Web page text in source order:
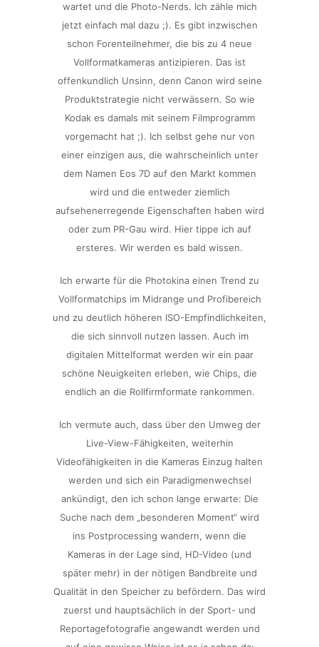
wartet und die Photo-Nerds. Ich zähle mich
jetzt einfach mal dazu ;). Es gibt inzwischen
schon Forenteilnehmer, die bis zu 4 neue
Vollformatkameras antizipieren. Das ist
offenkundlich Unsinn, denn Canon wird seine
Produktstrategie nicht verwässern. So wie
Kodak es damals mit seinem Filmprogramm
vorgemacht hat ;). Ich selbst gehe nur von
einer einzigen aus, die wahrscheinlich unter
dem Namen Eos 7D auf den Markt kommen
wird und die entweder ziemlich
aufsehenerregende Eigenschaften haben wird
oder zum PR-Gau wird. Hier tippe ich auf
ersteres. Wir werden es bald wissen.
Ich erwarte für die Photokina einen Trend zu
Vollformatchips im Midrange und Profibereich
und zu deutlich höheren ISO-Empfindlichkeiten,
die sich sinnvoll nutzen lassen. Auch im
digitalen Mittelformat werden wir ein paar
schöne Neuigkeiten erleben, wie Chips, die
endlich an die Rollfirmformate rankommen.
Ich vermute auch, dass über den Umweg der
Live-View-Fähigkeiten, weiterhin
Videofähigkeiten in die Kameras Einzug halten
werden und sich ein Paradigmenwechsel
ankündigt, den ich schon lange erwarte: Die
Suche nach dem „besonderen Moment“ wird
ins Postprocessing wandern, wenn die
Kameras in der Lage sind, HD-Video (und
später mehr) in der nötigen Bandbreite und
Qualität in den Speicher zu befördern. Das wird
zuerst und hauptsächlich in der Sport- und
Reportagefotografie angewandt werden und